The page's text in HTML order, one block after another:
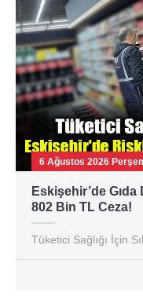
6 Ağustos 2026
Eskişehir’de
802 Bin TL Ceza!
Tüketici Sağlığı İçin